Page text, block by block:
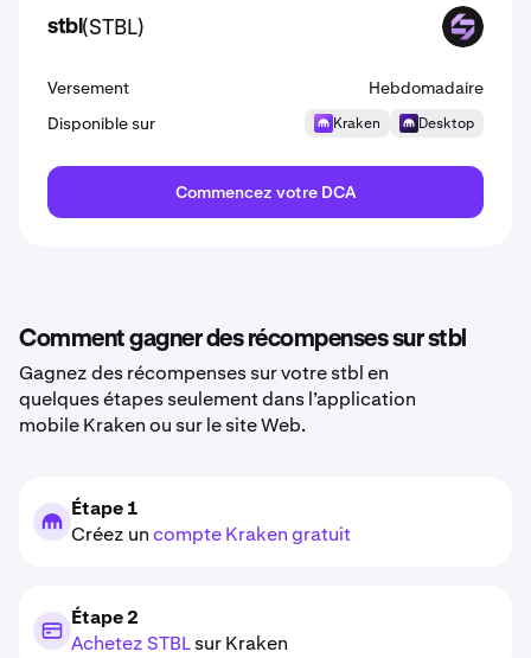
stbl(STBL) STBL
Versement
Hebdomadaire
Disponible sur
Kraken Desktop
Commencez votre DCA
Comment gagner des récompenses sur stbl
Gagnez des récompenses sur votre stbl en
quelques étapes seulement dans l’application
mobile Kraken ou sur le site Web.
Étape 1
Créez uncompte Kraken gratuit
Étape 2
Achetez STBLsur Kraken